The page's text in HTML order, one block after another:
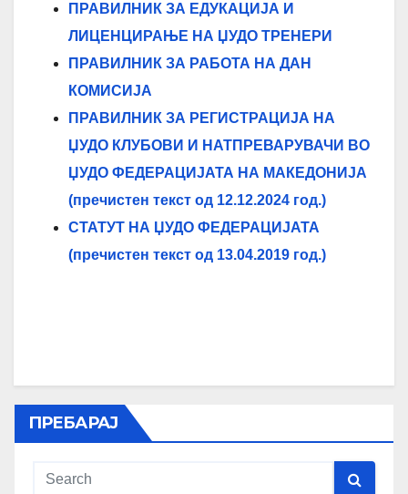
ПРАВИЛНИК ЗА ЕДУКАЦИЈА И
ЛИЦЕНЦИРАЊЕ НА ЏУДО ТРЕНЕРИ
ПРАВИЛНИК ЗА РАБОТА НА ДАН
КОМИСИЈА
ПРАВИЛНИК ЗА РЕГИСТРАЦИЈА НА
ЏУДО КЛУБОВИ И НАТПРЕВАРУВАЧИ ВО
ЏУДО ФЕДЕРАЦИЈАТА НА МАКЕДОНИЈА
(пречистен текст од 12.12.2024 год.)
СТАТУТ НА ЏУДО ФЕДЕРАЦИЈАТА
(пречистен текст од 13.04.2019 год.)
ПРЕБАРАЈ